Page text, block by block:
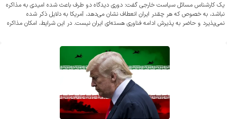
یک کارشناس مسائل سیاست خارجی گفت: دوری دیدگاه دو طرف باعث شده امیدی به مذاکره
نباشد، به خصوص که هر چقدر ایران انعطاف نشان می‌دهد، آمریکا به دلایل ذکر شده
نمی‌پذیرد و حاضر به پذیرش ادامه فناوری هسته‌ای ایران نیست. در این شرایط، امکان مذاکره